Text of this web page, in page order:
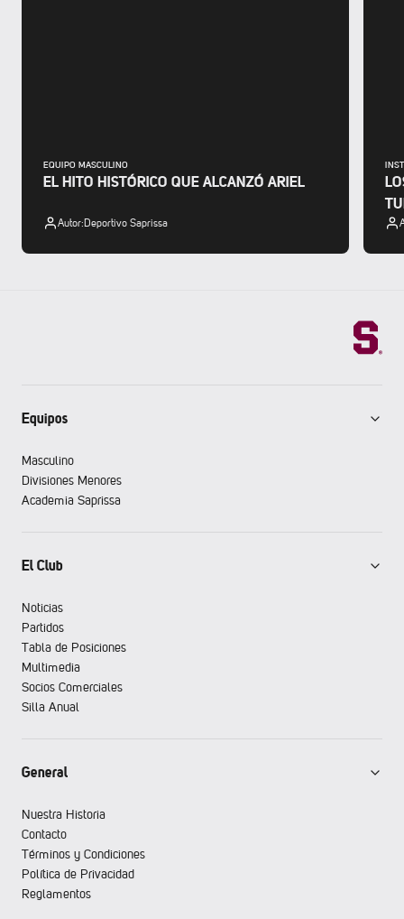
EQUIPO MASCULINO
EL HITO HISTÓRICO QUE ALCANZÓ ARIEL
Autor:Deportivo Saprissa
Equipos
Masculino
Divisiones Menores
Academia Saprissa
El Club
Noticias
Partidos
Tabla de Posiciones
Multimedia
Socios Comerciales
Silla Anual
General
Nuestra Historia
Contacto
Términos y Condiciones
Política de Privacidad
Reglamentos